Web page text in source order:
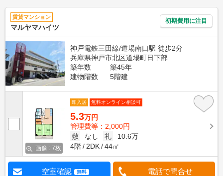
賃貸マンション
マルヤマハイツ
初期費用に注目
神戸電鉄三田線/道場南口駅 徒歩2分
兵庫県神戸市北区道場町日下部
築年数
築45年
建物階数
5階建
画像 : 7枚
即入居 無料オンライン相談可
5.3万円
管理費等：2,000円
敷
なし 礼
10.6万
4階
2DK 44㎡
空室確認 無料 電話で問合せ